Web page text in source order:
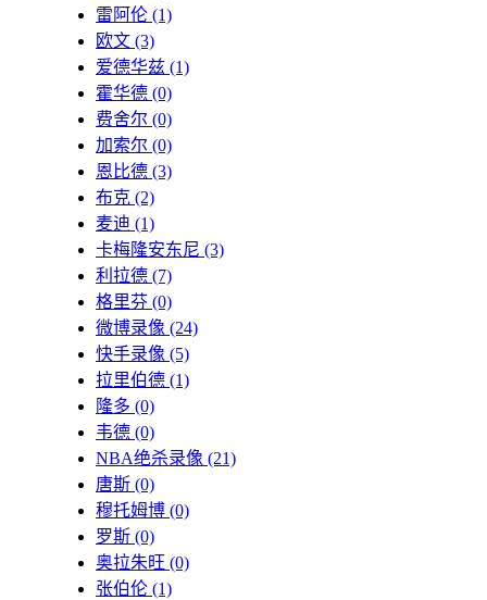
雷阿伦 (1)
欧文 (3)
爱德华兹 (1)
霍华德 (0)
费舍尔 (0)
加索尔 (0)
恩比德 (3)
布克 (2)
麦迪 (1)
卡梅隆安东尼 (3)
利拉德 (7)
格里芬 (0)
微博录像 (24)
快手录像 (5)
拉里伯德 (1)
隆多 (0)
韦德 (0)
NBA绝杀录像 (21)
唐斯 (0)
穆托姆博 (0)
罗斯 (0)
奥拉朱旺 (0)
张伯伦 (1)